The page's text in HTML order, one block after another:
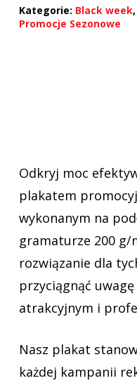
Kategorie: Black week,
Promocje Sezonowe
Odkryj moc
plakatem
wykonanym na
gramaturze 200
rozwiązanie dla
przyciągnąć
atrakcyjnym i
Nasz plakat
każdej kampanii